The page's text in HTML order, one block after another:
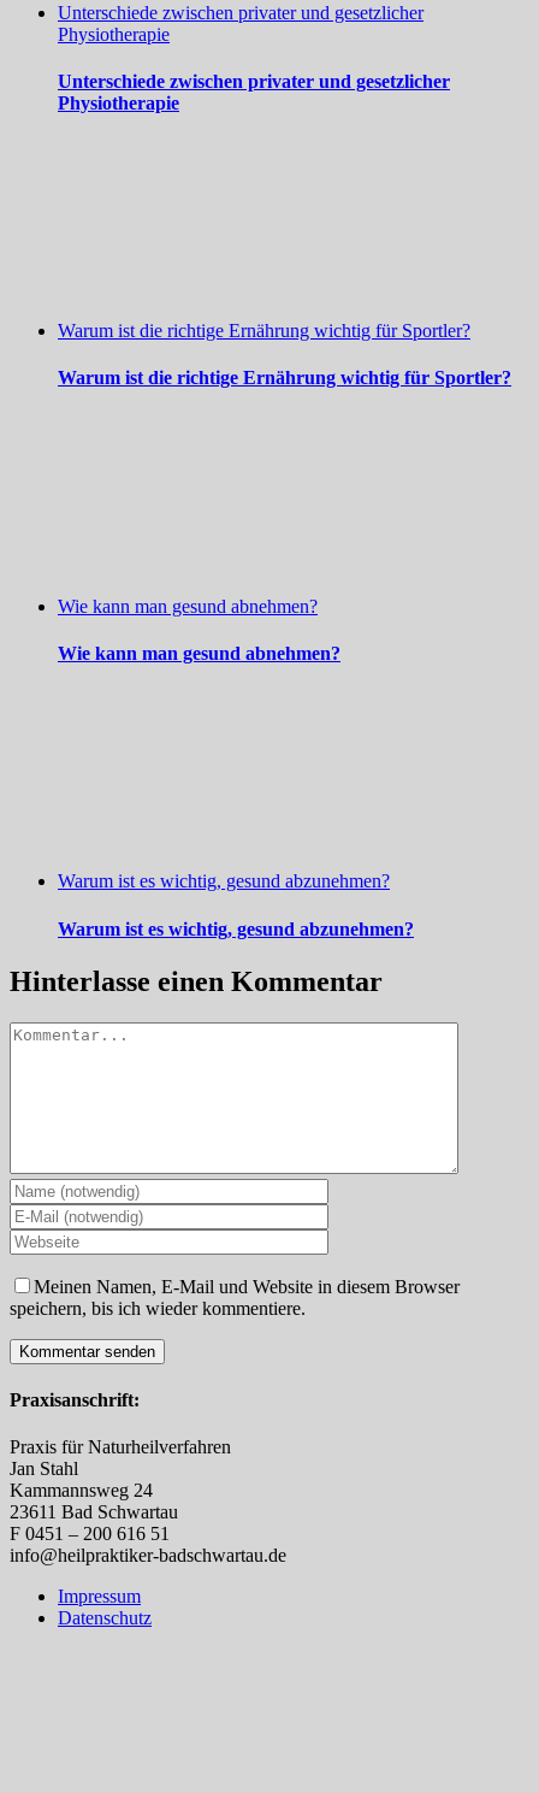
Unterschiede zwischen privater und gesetzlicher
Physiotherapie
Unterschiede zwischen privater und gesetzlicher
Physiotherapie
Warum ist die richtige Ernährung wichtig für Sportler?
Warum ist die richtige Ernährung wichtig für Sportler?
Wie kann man gesund abnehmen?
Wie kann man gesund abnehmen?
Warum ist es wichtig, gesund abzunehmen?
Warum ist es wichtig, gesund abzunehmen?
Hinterlasse einen Kommentar
Kommentar
Meinen Namen, E-Mail und Website in diesem Browser
speichern, bis ich wieder kommentiere.
Praxisanschrift:
Praxis für Naturheilverfahren
Jan Stahl
Kammannsweg 24
23611 Bad Schwartau
F 0451 – 200 616 51
info@heilpraktiker-badschwartau.de
Impressum
Datenschutz